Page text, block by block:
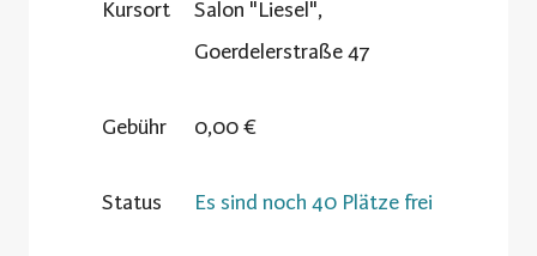
Kursort
Salon "Liesel",
Goerdelerstraße 47
Gebühr 0,00 €
Status Es sind noch 40 Plätze frei